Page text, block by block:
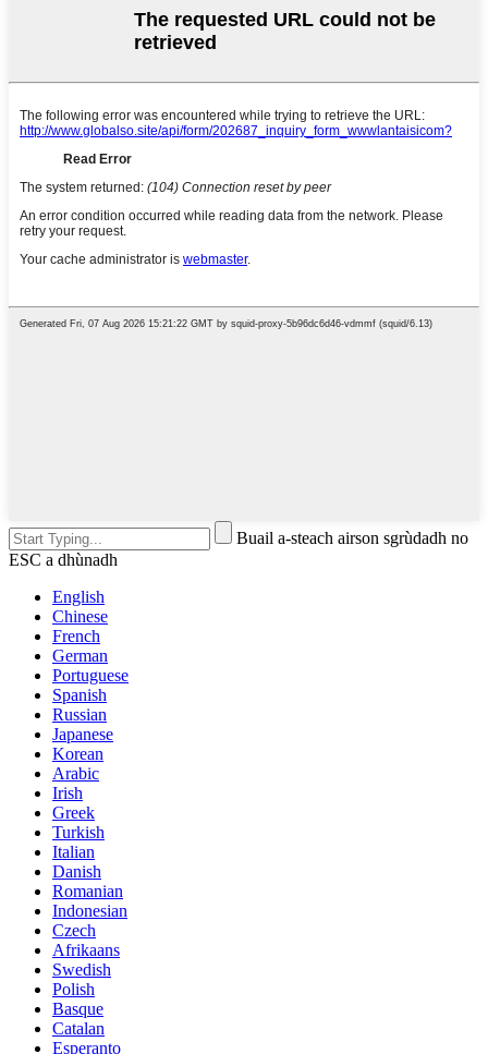
Buail a-steach airson sgrùdadh no
ESC a dhùnadh
English
Chinese
French
German
Portuguese
Spanish
Russian
Japanese
Korean
Arabic
Irish
Greek
Turkish
Italian
Danish
Romanian
Indonesian
Czech
Afrikaans
Swedish
Polish
Basque
Catalan
Esperanto